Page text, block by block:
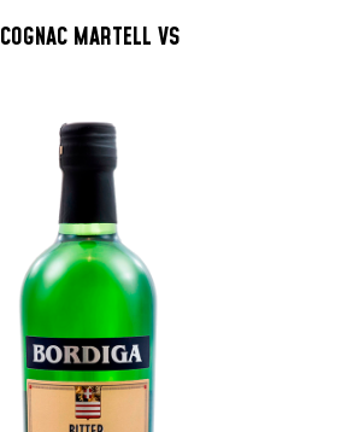
COGNAC MARTELL VS